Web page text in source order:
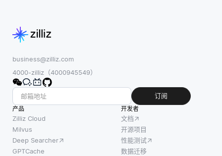
business@zilliz.com
4000-zilliz（4000945549）
订阅
产品
Zilliz Cloud
Milvus
Deep Searcher
GPTCache
开发者
文档
开源项目
性能测试
数据迁移